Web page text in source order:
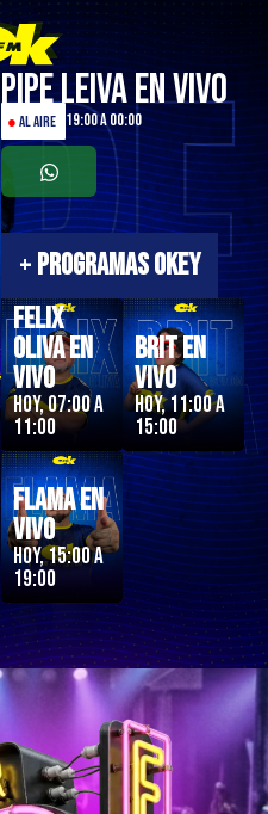
Pipe Leiva En Vivo
●AL AIRE 19:00 a 00:00
+PROGRAMAS OKEY
Felix
Oliva en
Vivo
Hoy, 07:00 a
11:00
Brit en
Vivo
Hoy, 11:00 a
15:00
Flama en
Vivo
Hoy, 15:00 a
19:00